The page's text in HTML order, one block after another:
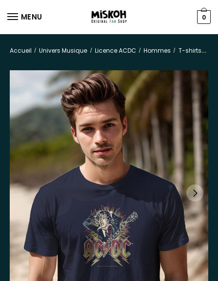
MENU 0
Accueil / Univers Musique / Licence ACDC / Hommes / T-shirts